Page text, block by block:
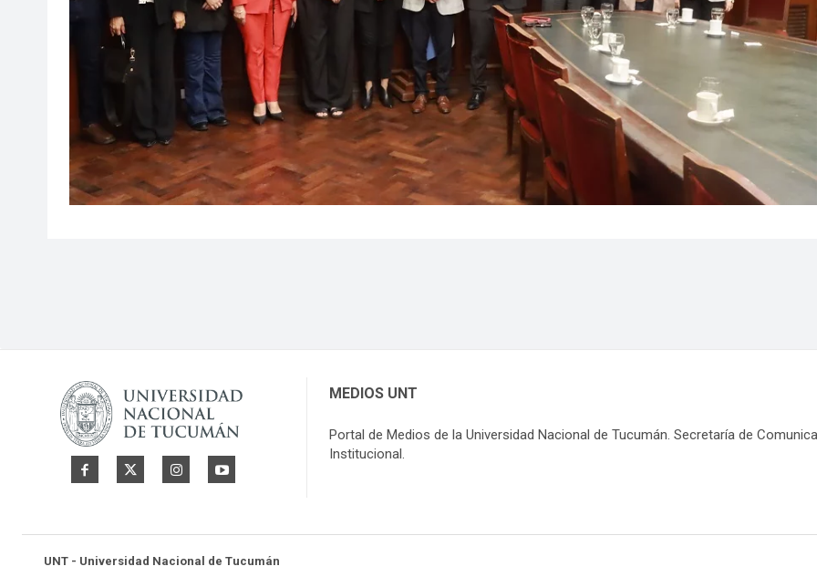
MEDIOS UNT
Portal de Medios de la Universidad Nacional de Tucumán. Secretaría de
Institucional.
UNT - Universidad Nacional de Tucumán